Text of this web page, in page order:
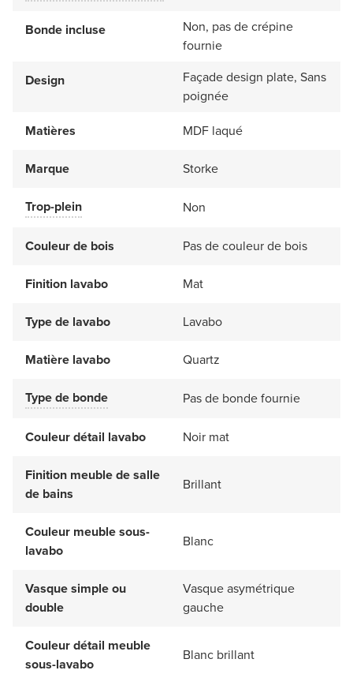
Bonde incluse
Non, pas de crépine
fournie
Design
Façade design plate, Sans
poignée
Matières
MDF laqué
Marque Storke
Trop-plein Non
Couleur de bois Pas de couleur de bois
Finition lavabo Mat
Type de lavabo Lavabo
Matière lavabo Quartz
Type de bonde Pas de bonde fournie
Couleur détail lavabo Noir mat
Finition meuble de salle
de bains
Brillant
Couleur meuble sous-
lavabo
Blanc
Vasque simple ou
double
Vasque asymétrique
gauche
Couleur détail meuble
sous-lavabo
Blanc brillant